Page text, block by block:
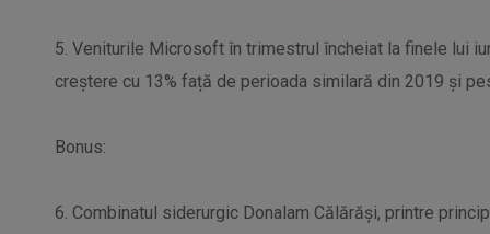
5. Veniturile Microsoft în trimestrul încheiat la finele lui
creștere cu 13% față de perioada similară din 2019 și
Bonus:
6. Combinatul siderurgic Donalam Călărăși, printre